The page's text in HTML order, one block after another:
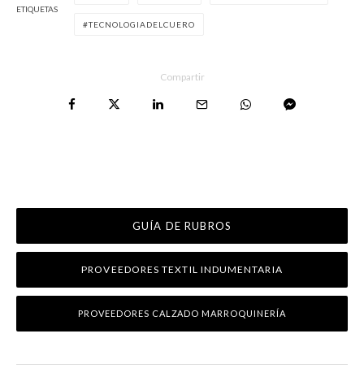
ETIQUETAS
TECNOLOGIADELCUERO
Compartir
GUÍA DE RUBROS
PROVEEDORES TEXTIL INDUMENTARIA
PROVEEDORES CALZADO MARROQUINERÍA